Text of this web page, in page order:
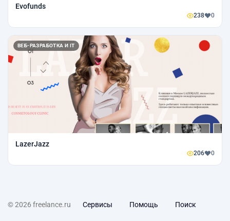
Evofunds
238 0
ВЕБ-РАЗРАБОТКА И IT
LazerJazz
206 0
© 2026 freelance.ru Сервисы Помощь Поиск